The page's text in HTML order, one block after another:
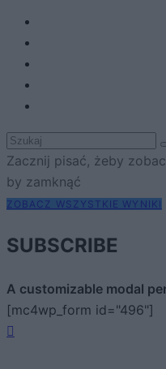
Zacznij pisać, żeby
by zamknąć
ZOBACZ WSZYSTKIE WYNIKI
SUBSCRIBE
A customizable modal
[mc4wp_form id="496"]